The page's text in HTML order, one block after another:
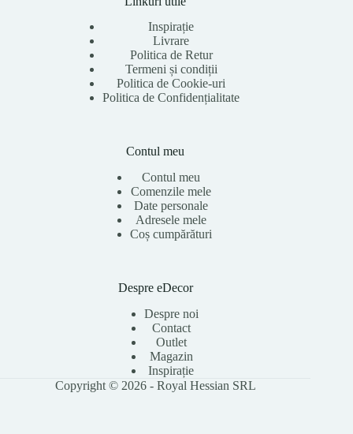
Inspirație
Livrare
Politica de Retur
Termeni și condiții
Politica de Cookie-uri
Politica de Confidențialitate
Contul meu
Contul meu
Comenzile mele
Date personale
Adresele mele
Coș cumpărături
Despre eDecor
Despre noi
Contact
Outlet
Magazin
Inspirație
Copyright © 2026 - Royal Hessian SRL